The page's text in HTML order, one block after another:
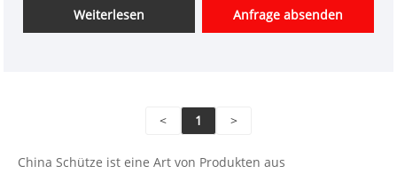
Rail Mounted-Schütze verwendet den Hauptkontakt,
um die Schaltung zu öffnen und zu schließen, und
Kontakt, während der Hilfskontakt häufig zwei
normalerweise geschlossenen Funktionen hat.
Weiterlesen Anfrage absenden
< 1 >
China Schütze ist eine Art von Produkten aus